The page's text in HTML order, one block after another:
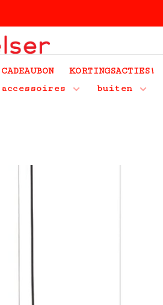
CADEAUBON KORTINGSACTIES!
accessoires buiten